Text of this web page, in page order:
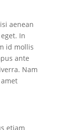
aenean
In
id mollis
ante
Nam
etiam